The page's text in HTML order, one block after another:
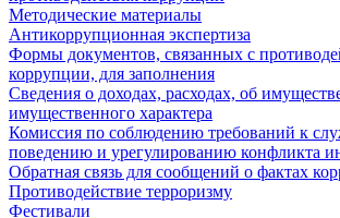
Методические материалы
Антикоррупционная экспертиза
Формы документов, связанных с
коррупции, для заполнения
Сведения о доходах, расходах, об
имущественного характера
Комиссия по соблюдению требований к
поведению и урегулированию конфликта
Обратная связь для сообщений о фактах
Противодействие терроризму
Фестивали